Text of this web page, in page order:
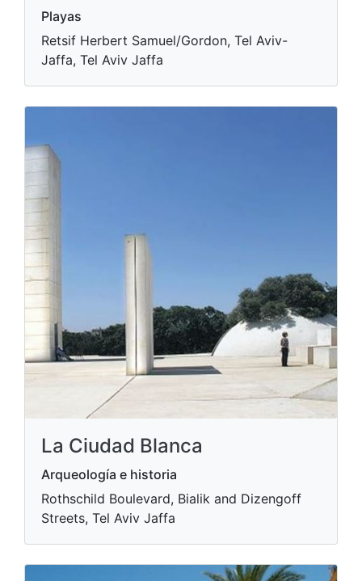
Playas
Retsif Herbert Samuel/Gordon, Tel Aviv-
Jaffa, Tel Aviv Jaffa
La Ciudad Blanca
Arqueología e historia
Rothschild Boulevard, Bialik and Dizengoff
Streets, Tel Aviv Jaffa